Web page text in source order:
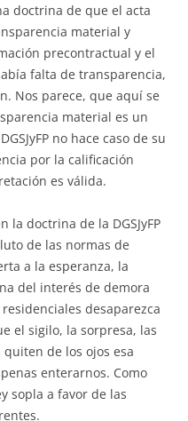
doctrina de que el acta
material y
precontractual y el
falta de transparencia,
Nos parece, que aquí se
material es un
no hace caso de su
por la calificación
es válida.
la doctrina de la DGSJyFP
de las normas de
a la esperanza, la
del interés de demora
desaparezca
el sigilo, la sorpresa, las
de los ojos esa
enterarnos. Como
sopla a favor de las